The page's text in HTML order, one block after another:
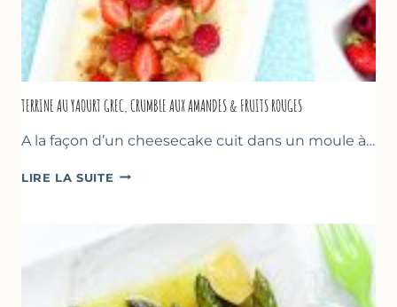
TERRINE AU YAOURT GREC, CRUMBLE AUX AMANDES & FRUITS ROUGES
A la façon d’un cheesecake cuit dans un moule à…
LIRE LA SUITE TERRINE
GREC,
AMANDES
&